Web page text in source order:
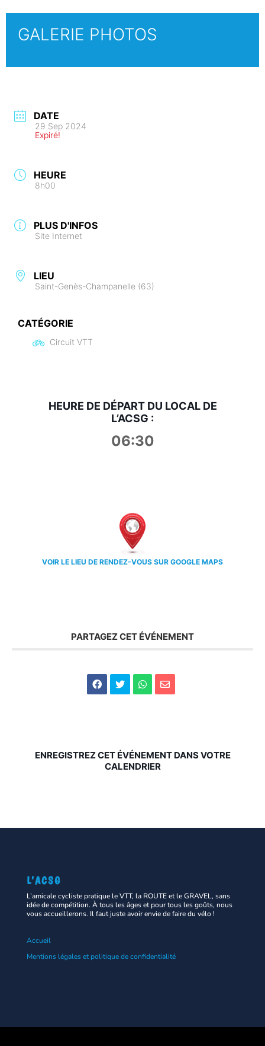
GALERIE PHOTOS
DATE
29 Sep 2024
Expiré!
HEURE
8h00
PLUS D'INFOS
Site Internet
LIEU
Saint-Genès-Champanelle (63)
CATÉGORIE
Circuit VTT
HEURE DE DÉPART DU LOCAL DE
L’ACSG :
06:30
VOIR LE LIEU DE RENDEZ-VOUS SUR GOOGLE MAPS
PARTAGEZ CET ÉVÉNEMENT
ENREGISTREZ CET ÉVÉNEMENT DANS VOTRE
CALENDRIER
L’ACSG
L’amicale cycliste pratique le VTT, la ROUTE et le GRAVEL, sans
idée de compétition. À tous les âges et pour tous les goûts, nous
vous accueillerons. Il faut juste avoir envie de faire du vélo !
Accueil
Mentions légales et politique de confidentialité